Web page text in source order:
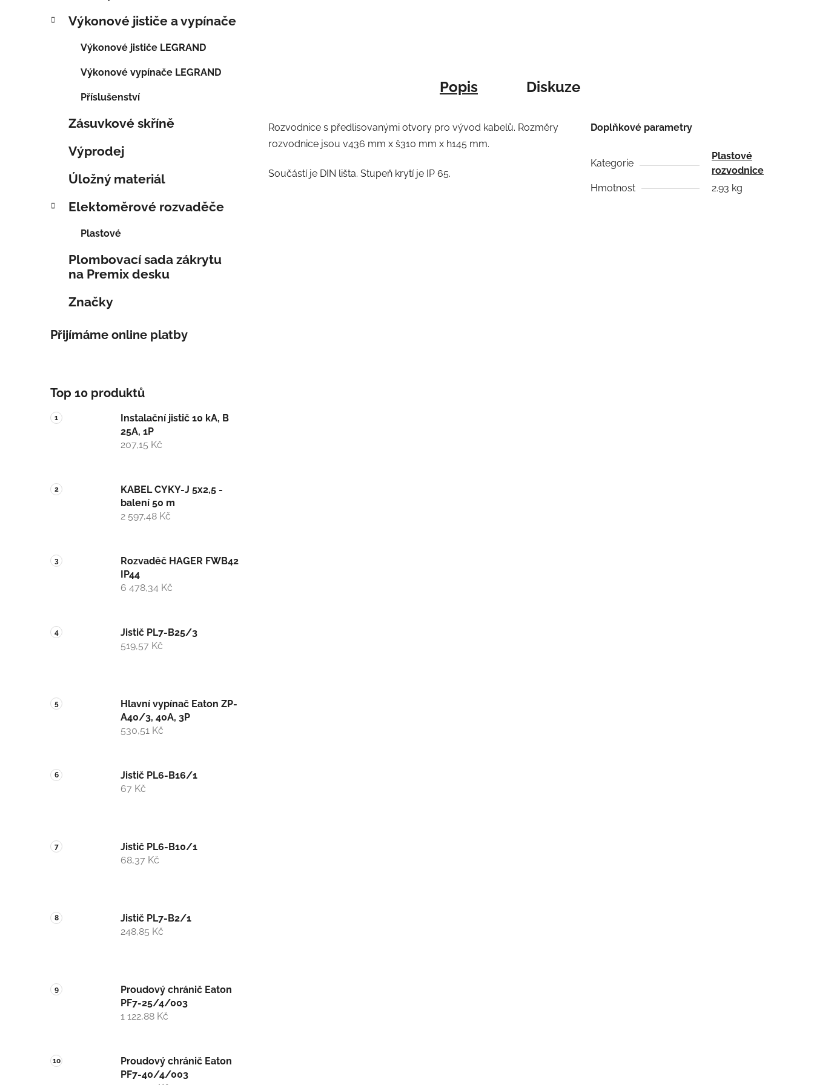
Výkonové jističe a vypínače
Výkonové jističe LEGRAND
Výkonové vypínače LEGRAND
Příslušenství
Zásuvkové skříně
Výprodej
Úložný materiál
Elektoměrové rozvaděče
Plastové
Plombovací sada zákrytu
na Premix desku
Značky
Přijímáme online platby
Top 10 produktů
Instalační jistič 10 kA, B
25A, 1P
207,15 Kč
KABEL CYKY-J 5x2,5 -
balení 50 m
2 597,48 Kč
Rozvaděč HAGER FWB42
IP44
6 478,34 Kč
Jistič PL7-B25/3
519,57 Kč
Hlavní vypínač Eaton ZP-
A40/3, 40A, 3P
530,51 Kč
Jistič PL6-B16/1
67 Kč
Jistič PL6-B10/1
68,37 Kč
Jistič PL7-B2/1
248,85 Kč
Proudový chránič Eaton
PF7-25/4/003
1 122,88 Kč
Proudový chránič Eaton
PF7-40/4/003
Popis Diskuze
Rozvodnice s předlisovanými otvory pro vývod kabelů. Rozměry
rozvodnice jsou v436 mm x š310 mm x h145 mm.
Součástí je DIN lišta. Stupeň krytí je IP 65.
Doplňkové parametry
Kategorie
Plastové
rozvodnice
Hmotnost
2.93 kg